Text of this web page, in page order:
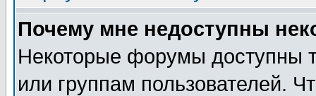
Почему мне недоступны
Некоторые форумы доступны
или группам пользователей.